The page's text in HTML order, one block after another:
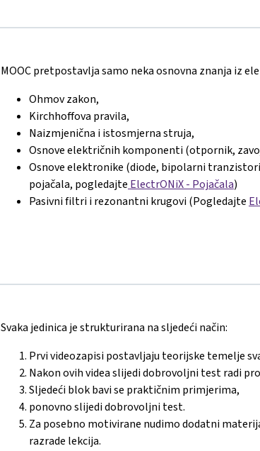
MOOC pretpostavlja samo neka osnovna znanja iz
Ohmov zakon,
Kirchhoffova pravila,
Naizmjenična i istosmjerna struja,
Osnove električnih komponenti (otpornik,
Osnove elektronike (diode, bipolarni
pojačala, pogledajte ElectrONiX - Pojačala)
Pasivni filtri i rezonantni krugovi (Pogledajte
Svaka jedinica je strukturirana na sljedeći način:
Prvi videozapisi postavljaju teorijske temelje
Nakon ovih videa slijedi dobrovoljni test radi
Sljedeći blok bavi se praktičnim primjerima,
ponovno slijedi dobrovoljni test.
Za posebno motivirane nudimo dodatni
razrade lekcija.